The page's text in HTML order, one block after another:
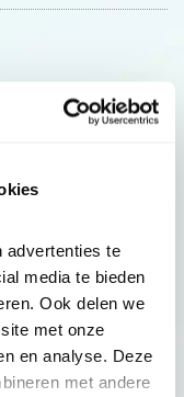
advertenties te
media te bieden
Ook delen we
met onze
en analyse. Deze
met andere
acties en tips